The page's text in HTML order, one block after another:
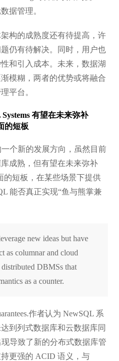
据管理。
构的成熟度还有待提高，许
仍有待解决。同时，用户也
和引入成本。未来，数据湖
模糊，两者的优势或将融合
平台。
有望在未来弥补
的短板
个新的发展方向，虽然目前
成熟，但有望在未来弥补
的短板，在某些场景下提供
能否真正实现“鱼与熊掌兼
new ideas but have
as columnar and cloud
DBMSs that
as a counter.
作者认为 NewSQL 系
到列式数据库和云数据库同
导致了新的分布式数据库管
更强的 ACID 语义，与